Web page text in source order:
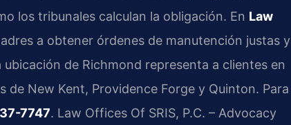
los tribunales calculan la obligación. En Law
a obtener órdenes de manutención justas y
de Richmond representa a clientes en
New Kent, Providence Forge y Quinton. Para
7747. Law Offices Of SRIS, P.C. – Advocacy